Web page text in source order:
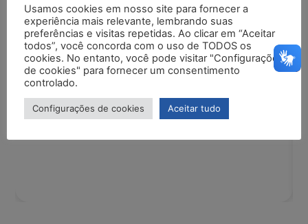
04/08/2026
Edital
EDITAL DE RETIFICAÇÃO: ALTERAÇÃO
DO CRONOGRAMA DOS RESULTADOS
Usamos cookies em nosso site para fornecer a
experiência mais relevante, lembrando suas
preferências e visitas repetidas. Ao clicar em “Aceitar
todos”, você concorda com o uso de TODOS os
cookies. No entanto, você pode visitar "Configurações
de cookies" para fornecer um consentimento
controlado.
Configurações de cookies Aceitar tudo